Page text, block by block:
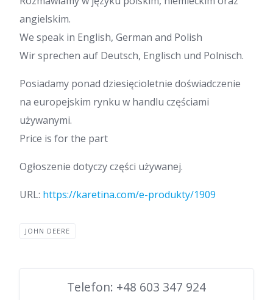
angielskim.
We speak in English, German and Polish
Wir sprechen auf Deutsch, Englisch und Polnisch.
Posiadamy ponad dziesięcioletnie doświadczenie
na europejskim rynku w handlu częściami
używanymi.
Price is for the part
Ogłoszenie dotyczy części używanej.
URL: https://karetina.com/e-produkty/1909
JOHN DEERE
Telefon: +48 603 347 924